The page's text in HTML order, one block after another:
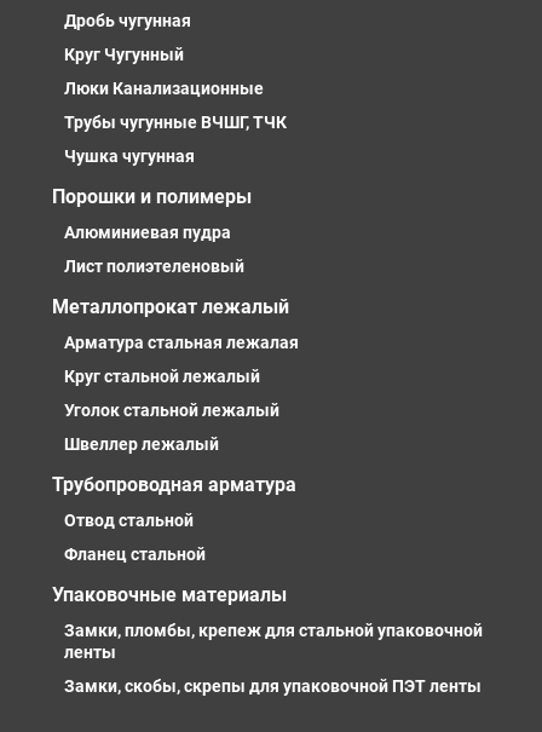
Дробь чугунная
Круг Чугунный
Люки Канализационные
Трубы чугунные ВЧШГ, ТЧК
Чушка чугунная
Порошки и полимеры
Алюминиевая пудра
Лист полиэтеленовый
Металлопрокат лежалый
Арматура стальная лежалая
Круг стальной лежалый
Уголок стальной лежалый
Швеллер лежалый
Трубопроводная арматура
Отвод стальной
Фланец стальной
Упаковочные материалы
Замки, пломбы, крепеж для стальной упаковочной
ленты
Замки, скобы, скрепы для упаковочной ПЭТ ленты